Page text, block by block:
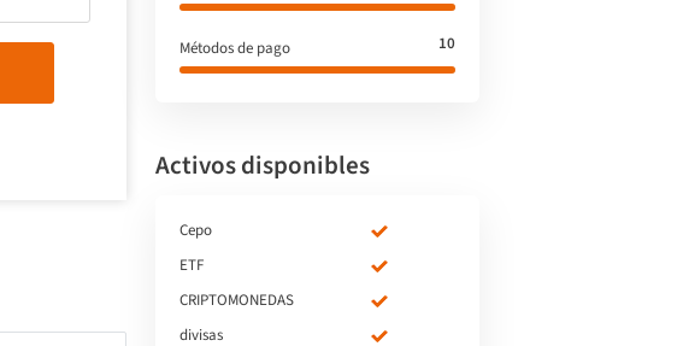
Métodos de pago 10
Activos disponibles
Cepo
ETF
CRIPTOMONEDAS
divisas